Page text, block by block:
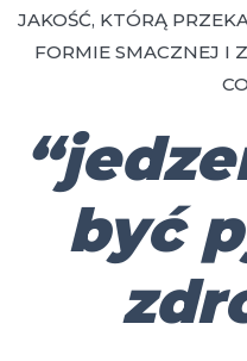
JAKOŚĆ, KTÓRĄ
FORMIE SMACZNEJ I
być